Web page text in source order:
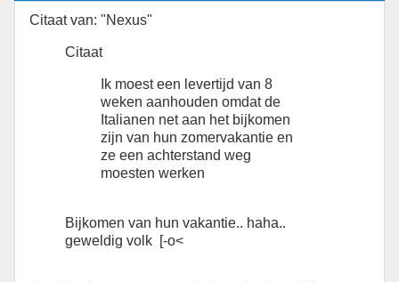
Citaat van: "Nexus"
Citaat
Ik moest een levertijd van 8
weken aanhouden omdat de
Italianen net aan het bijkomen
zijn van hun zomervakantie en
ze een achterstand weg
moesten werken
Bijkomen van hun vakantie.. haha..
geweldig volk [-o<